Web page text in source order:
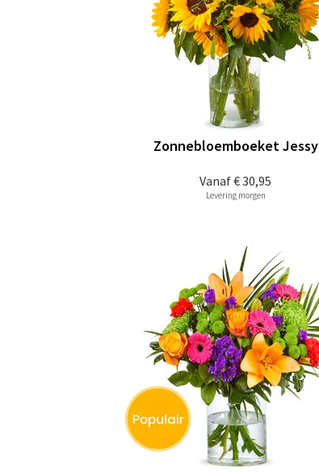
Vanaf€ 30,95
Zonnebloemboeket Jessy
Levering morgen